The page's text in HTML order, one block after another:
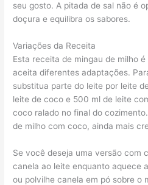
seu gosto. A pitada de sal não é
doçura e equilibra os sabores.
Variações da Receita
Esta receita de mingau de milho
aceita diferentes adaptações.
substitua parte do leite por leite
leite de coco e 500 ml de leite
coco ralado no final do
de milho com coco, ainda mais
Se você deseja uma versão com
canela ao leite enquanto aquece
ou polvilhe canela em pó sobre o